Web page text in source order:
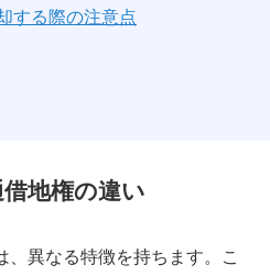
する際の注意点
地権の違い
、異なる特徴を持ちます。こ